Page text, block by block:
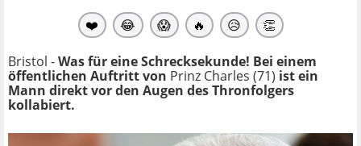
❤️ 😂 😱 🔥 😥 👏
Bristol -Was für eine Schrecksekunde! Bei einem
öffentlichen Auftritt von Prinz Charles (71) ist ein
Mann direkt vor den Augen des Thronfolgers
kollabiert.